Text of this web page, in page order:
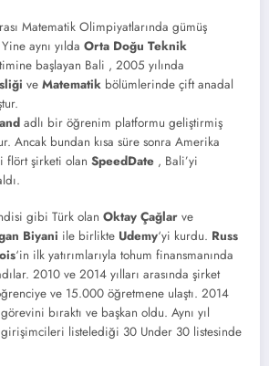
Matematik Olimpiyatlarında gümüş
aynı yılda Orta Doğu Teknik
başlayan Bali , 2005 yılında
ve Matematik bölümlerinde çift anadal
adlı bir öğrenim platformu geliştirmiş
Ancak bundan kısa süre sonra Amerika
flört şirketi olan SpeedDate , Bali’yi
gibi Türk olan Oktay Çağlar ve
Biyani ile birlikte Udemy‘yi kurdu. Russ
‘in ilk yatırımlarıyla tohum finansmanında
2010 ve 2014 yılları arasında şirket
ve 15.000 öğretmene ulaştı. 2014
bıraktı ve başkan oldu. Aynı yıl
girişimcileri listelediği 30 Under 30 listesinde